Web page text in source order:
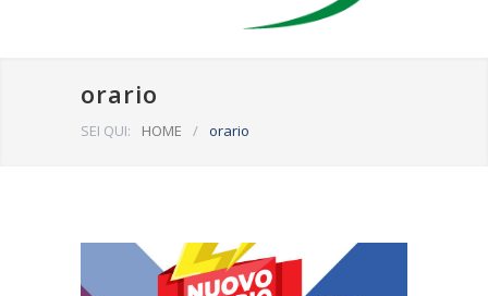
orario
SEI QUI: HOME / orario